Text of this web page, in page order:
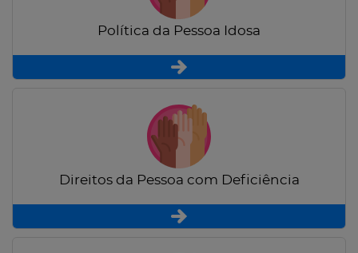
Política da Pessoa Idosa
Direitos da Pessoa com Deficiência